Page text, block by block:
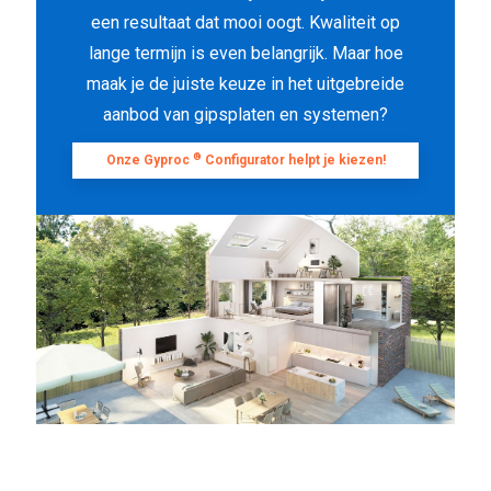
een resultaat dat mooi oogt. Kwaliteit op
lange termijn is even belangrijk. Maar hoe
maak je de juiste keuze in het uitgebreide
aanbod van gipsplaten en systemen?
Onze Gyproc ® Configurator helpt je kiezen!